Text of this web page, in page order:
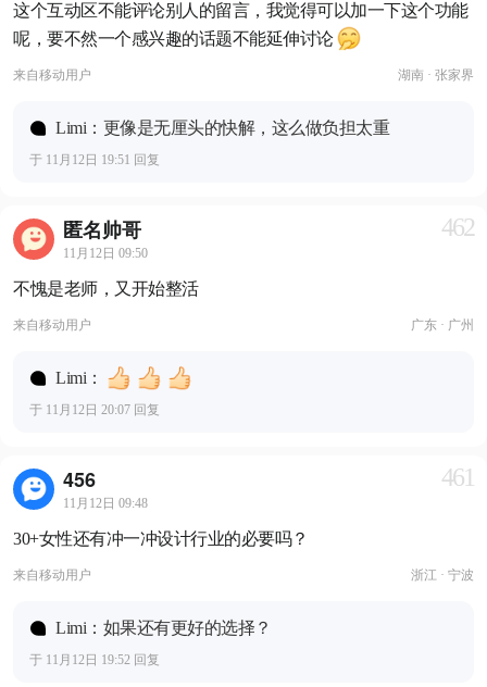
这个互动区不能评论别人的留言，我觉得可以加一下这个功能
呢，要不然一个感兴趣的话题不能延伸讨论
来自移动用户 湖南 · 张家界
Limi：更像是无厘头的快解，这么做负担太重
于 11月12日 19:51 回复
匿名帅哥
11月12日 09:50
462
不愧是老师，又开始整活
来自移动用户 广东 · 广州
Limi：
于 11月12日 20:07 回复
456
11月12日 09:48
461
30+女性还有冲一冲设计行业的必要吗？
来自移动用户 浙江 · 宁波
Limi：如果还有更好的选择？
于 11月12日 19:52 回复